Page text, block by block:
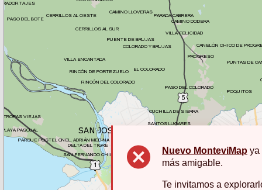
Nuevo MonteviMap ya
más amigable.
Te invitamos a